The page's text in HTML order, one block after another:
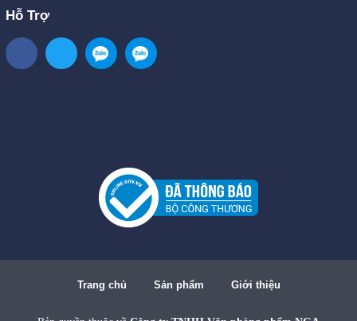
Hỗ Trợ
Trang chủ Sản phẩm Giới thiệu